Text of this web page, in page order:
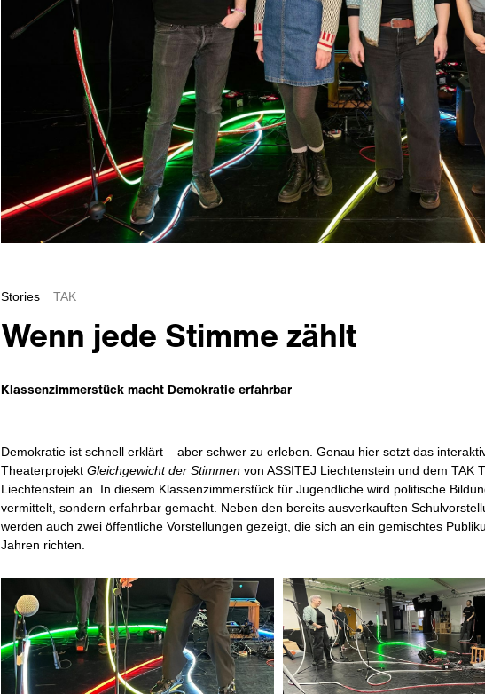
Stories TAK
Wenn jede Stimme zählt
Klassenzimmerstück macht Demokratie erfahrbar
Demokratie ist schnell erklärt – aber schwer zu erleben. Genau hier setzt das
Theaterprojekt Gleichgewicht der Stimmenvon ASSITEJ Liechtenstein und dem TAK
Liechtenstein an. In diesem Klassenzimmerstück für Jugendliche wird politische
vermittelt, sondern erfahrbar gemacht. Neben den bereits ausverkauften
werden auch zwei öffentliche Vorstellungen gezeigt, die sich an ein gemischtes
Jahren richten.